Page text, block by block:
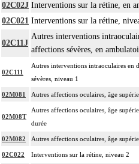
02C02J Interventions sur la rétine, en
02C021 Interventions sur la rétine,
02C11J
Autres interventions
affections sévères, en
02C111
Autres interventions intraoculaires en
sévères, niveau 1
02M081 Autres affections oculaires, âge
02M08T
Autres affections oculaires, âge
durée
02M082 Autres affections oculaires, âge
02C022 Interventions sur la rétine, niveau 2